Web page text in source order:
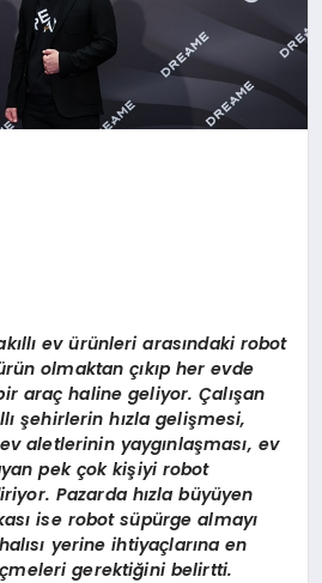
evürünleri arasındaki robot
olmaktan çıkıp her evde
araç haline geliyor. Çalışan
şehirlerin hızla gelişmesi,
aletlerinin yaygınlaşması, ev
pek çok kişiyi robot
Pazarda hızla büyüyen
ise robot süpürge almayı
yerine ihtiyaçlarına en
gerektiğini belirtti.